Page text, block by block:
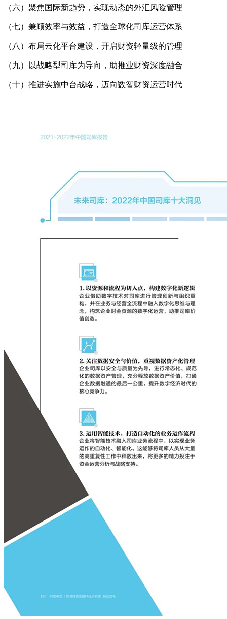
（六）聚焦国际新趋势，实现动态的外汇风险管理
（七）兼顾效率与效益，打造全球化司库运营体系
（八）布局云化平台建设，开启财资轻量级的管理
（九）以战略型司库为导向，助推业财资深度融合
（十）推进实施中台战略，迈向数智财资运营时代